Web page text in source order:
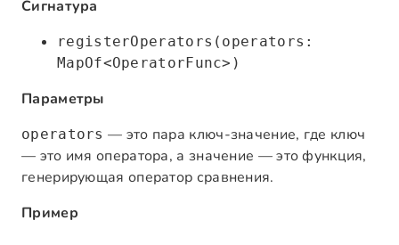
Сигнатура
registerOperators(operators:
MapOf<OperatorFunc>)
Параметры
operators — это пара ключ-значение, где ключ
— это имя оператора, а значение — это функция,
генерирующая оператор сравнения.
Пример